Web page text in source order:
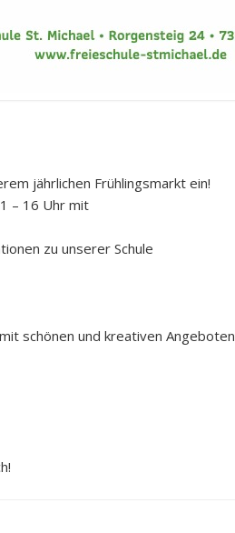
jährlichen Frühlingsmarkt ein!
– 16 Uhr mit
zu unserer Schule
schönen und kreativen Angeboten